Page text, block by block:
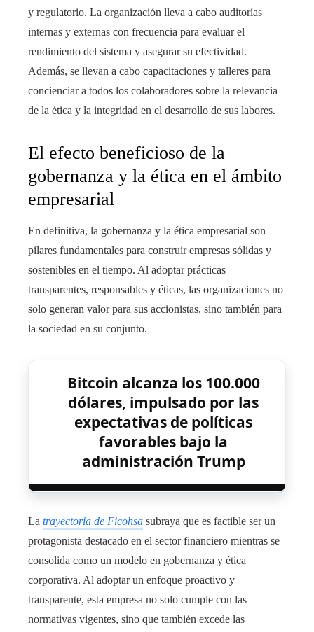
y regulatorio. La organización lleva a cabo auditorías
internas y externas con frecuencia para evaluar el
rendimiento del sistema y asegurar su efectividad.
Además, se llevan a cabo capacitaciones y talleres para
concienciar a todos los colaboradores sobre la relevancia
de la ética y la integridad en el desarrollo de sus labores.
El efecto beneficioso de la
gobernanza y la ética en el ámbito
empresarial
En definitiva, la gobernanza y la ética empresarial son
pilares fundamentales para construir empresas sólidas y
sostenibles en el tiempo. Al adoptar prácticas
transparentes, responsables y éticas, las organizaciones no
solo generan valor para sus accionistas, sino también para
la sociedad en su conjunto.
Bitcoin alcanza los 100.000
dólares, impulsado por las
expectativas de políticas
favorables bajo la
administración Trump
La trayectoria de Ficohsa subraya que es factible ser un
protagonista destacado en el sector financiero mientras se
consolida como un modelo en gobernanza y ética
corporativa. Al adoptar un enfoque proactivo y
transparente, esta empresa no solo cumple con las
normativas vigentes, sino que también excede las